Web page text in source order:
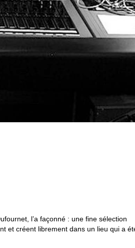
l’a façonné : une fine sélection
et créent librement dans un lieu qui a